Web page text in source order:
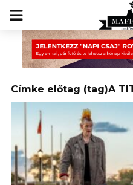
Címke előtag (tag)A